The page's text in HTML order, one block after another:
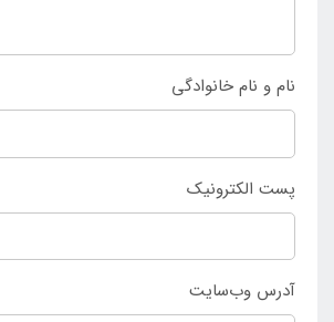
نام و نام خانوادگی
پست الکترونیک
آدرس وب‌سایت